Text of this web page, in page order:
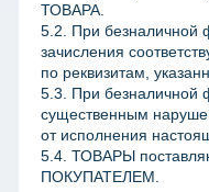
ТОВАРА.
5.2. При безналичной
зачисления
по реквизитам,
5.3. При
существенным
от исполнения
5.4. ТОВАРЫ
ПОКУПАТЕЛЕМ.